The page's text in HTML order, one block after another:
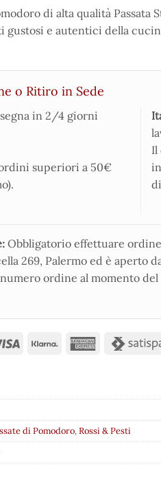
di alta qualità Passata
gustosi e autentici della
o Ritiro in Sede
in 2/4 giorni
superiori a 50€
Il
Obbligatorio effettuare
269, Palermo ed è aperto
ordine al momento
di Pomodoro,Rossi & Pesti